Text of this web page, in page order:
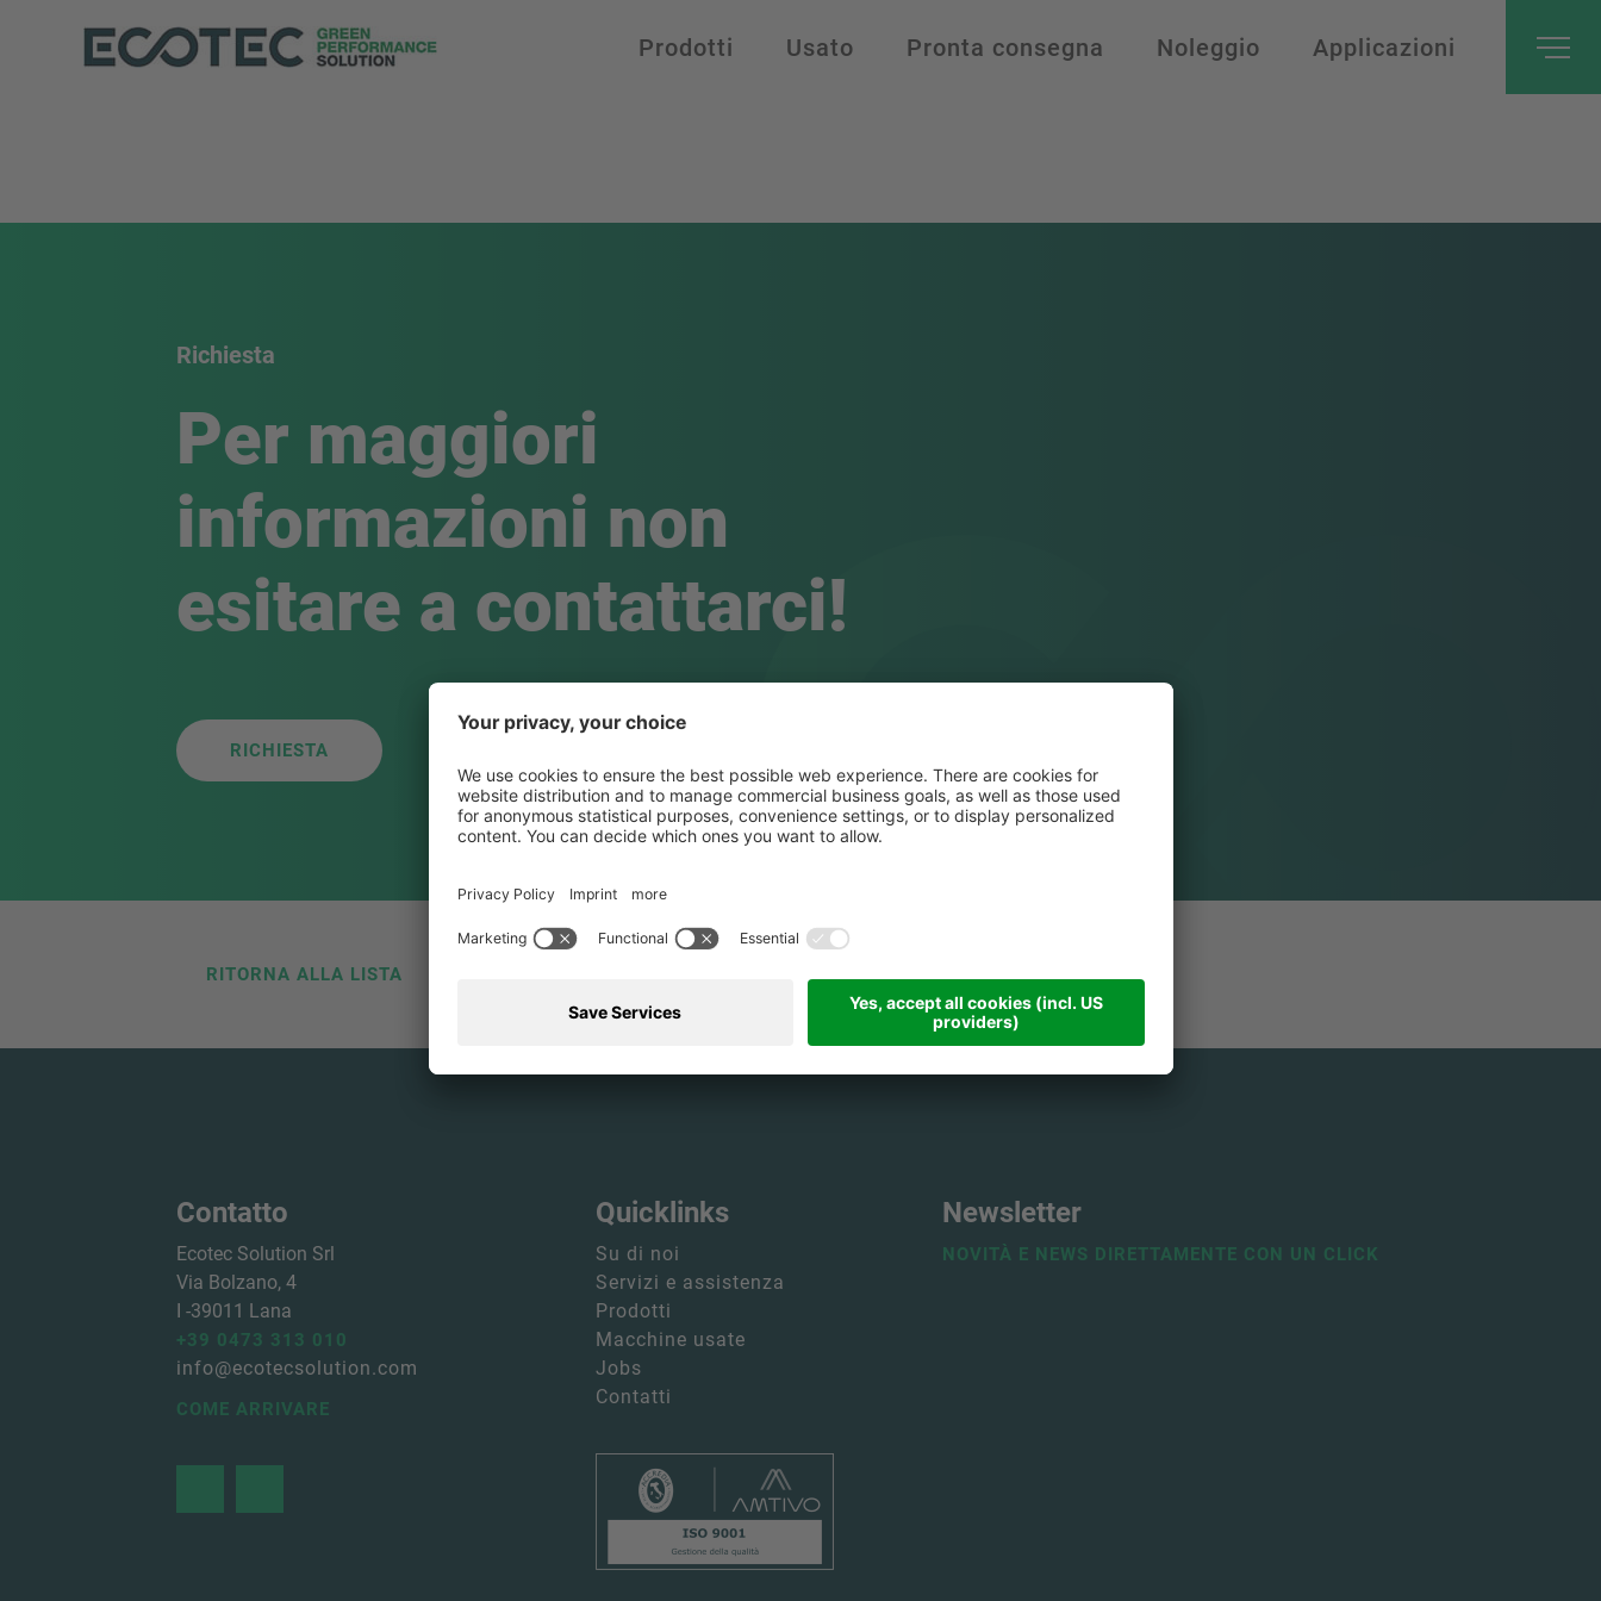
Prodotti Usato Pronta consegna Noleggio Applicazioni
Richiesta
Per maggiori
informazioni non
esitare a contattarci!
RICHIESTA
RITORNA ALLA LISTA
Contatto
Ecotec Solution Srl
Via Bolzano, 4
I -39011 Lana
+39 0473 313 010
info@ecotecsolution.com
COME ARRIVARE
Quicklinks
Contatti
Jobs
Macchine usate
Prodotti
Servizi e assistenza
Su di noi
Newsletter
NOVITÀ E NEWS DIRETTAMENTE CON UN CLICK